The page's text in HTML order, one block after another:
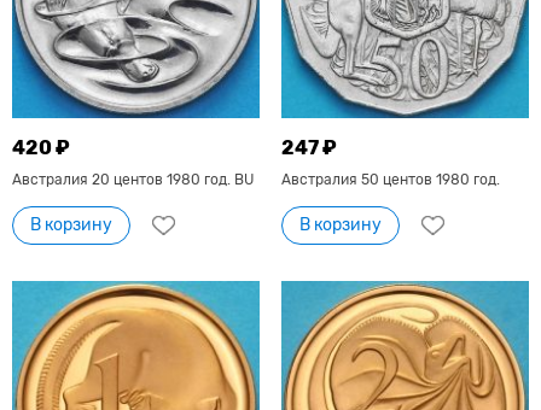
420 ₽
Австралия 20 центов 1980 год. BU
В корзину
247 ₽
Австралия 50 центов 1980 год.
В корзину